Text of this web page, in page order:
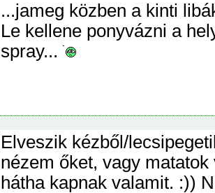
...jameg közben a kinti
Le kellene ponyvázni a
spray...
Elveszik kézből/
nézem őket, vagy
hátha kapnak valamit. :))